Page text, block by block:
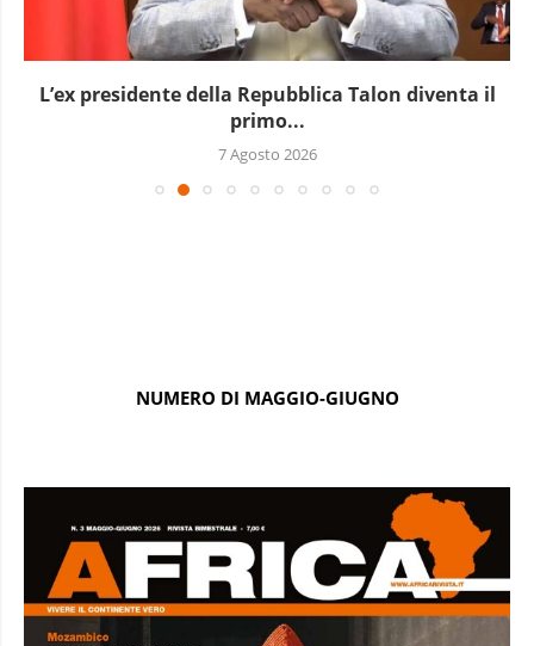
L’ex presidente della Repubblica Talon diventa il
primo...
7 Agosto 2026
NUMERO DI MAGGIO-GIUGNO